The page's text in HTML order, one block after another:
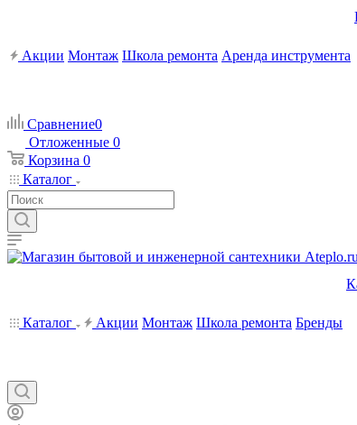
Акции Монтаж Школа ремонта Аренда инструмента
Сравнение0
Отложенные 0
Корзина 0
Каталог
Каталог Акции Монтаж Школа ремонта Бренды